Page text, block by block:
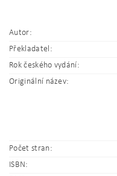
Autor:
Překladatel:
Rok českého vydání:
Originální název:
Počet stran:
ISBN: